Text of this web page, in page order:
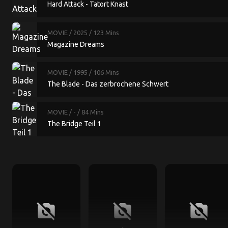
Hard Attack - Tatort Knast
MOVIE / 2025 / 123 Mins
Magazine Dreams
MOVIE / 1995 / 106 Mins
The Blade - Das zerbrochene Schwert
MOVIE / - / 84 Mins
The Bridge Teil 1
no_photography no_photography no_photography